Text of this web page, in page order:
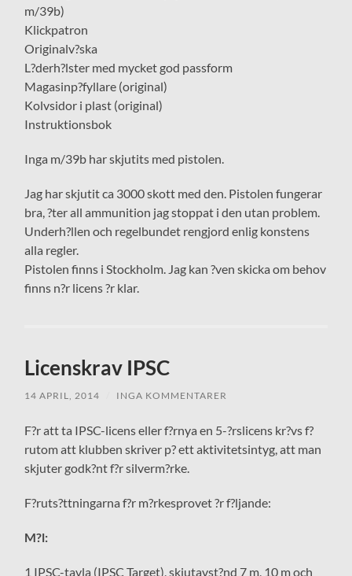
m/39b)
Klickpatron
Originalv?ska
L?derh?lster med mycket god passform
Magasinp?fyllare (original)
Kolvsidor i plast (original)
Instruktionsbok
Inga m/39b har skjutits med pistolen.
Jag har skjutit ca 3000 skott med den. Pistolen fungerar
bra, ?ter all ammunition jag stoppat i den utan problem.
Underh?llen och regelbundet rengjord enlig konstens
alla regler.
Pistolen finns i Stockholm. Jag kan ?ven skicka om behov
finns n?r licens ?r klar.
Licenskrav IPSC
14 APRIL, 2014 INGA KOMMENTARER
F?r att ta IPSC-licens eller f?rnya en 5-?rslicens kr?vs f?
rutom att klubben skriver p? ett aktivitetsintyg, att man
skjuter godk?nt f?r silverm?rke.
F?ruts?ttningarna f?r m?rkesprovet ?r f?ljande:
M?l:
1 IPSC-tavla (IPSC Target), skjutavst?nd 7 m, 10 m och